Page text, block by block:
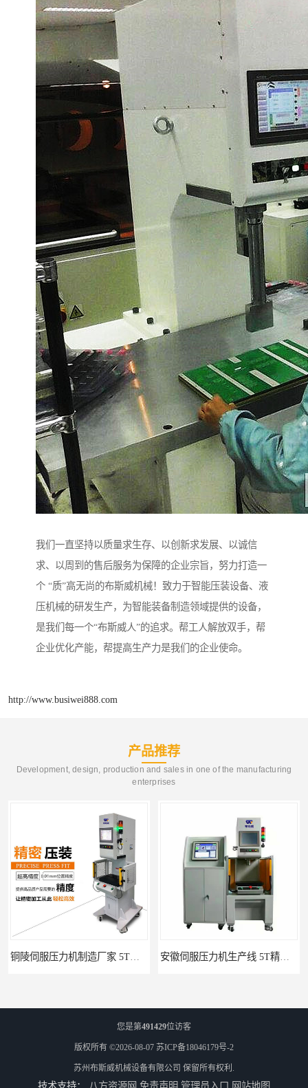
我们一直坚持以质量求生存、以创新求发展、以诚信
求、以周到的售后服务为保障的企业宗旨，努力打造一
个 “质”高无尚的布斯威机械！致力于智能压装设备、液
压机械的研发生产，为智能装备制造领域提供的设备，
是我们每一个“布斯威人”的追求。帮工人解放双手，帮
企业优化产能，帮提高生产力是我们的企业使命。
http://www.busiwei888.com
产品推荐
Development, design, production and sales in one of the manufacturing
enterprises
您是第491429位访客
版权所有 ©2026-08-07 苏ICP备18046179号-2
苏州布斯威机械设备有限公司 保留所有权利.
技术支持： 八方资源网 免责声明 管理员入口 网站地图